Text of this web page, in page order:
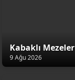
Kabaklı Mezeler
9 Ağu 2026